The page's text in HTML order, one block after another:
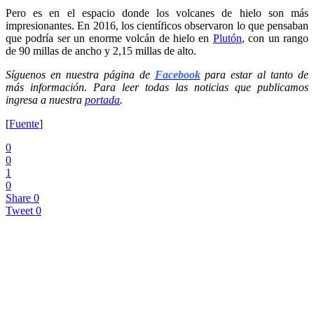
Pero es en el espacio donde los volcanes de hielo son más
impresionantes. En 2016, los científicos observaron lo que pensaban
que podría ser un enorme volcán de hielo en Plutón, con un rango
de 90 millas de ancho y 2,15 millas de alto.
Síguenos en nuestra página de Facebookpara estar al tanto de
más información. Para leer todas las noticias que publicamos
ingresa a nuestra portada.
[Fuente]
0
0
1
0
Share 0
Tweet 0